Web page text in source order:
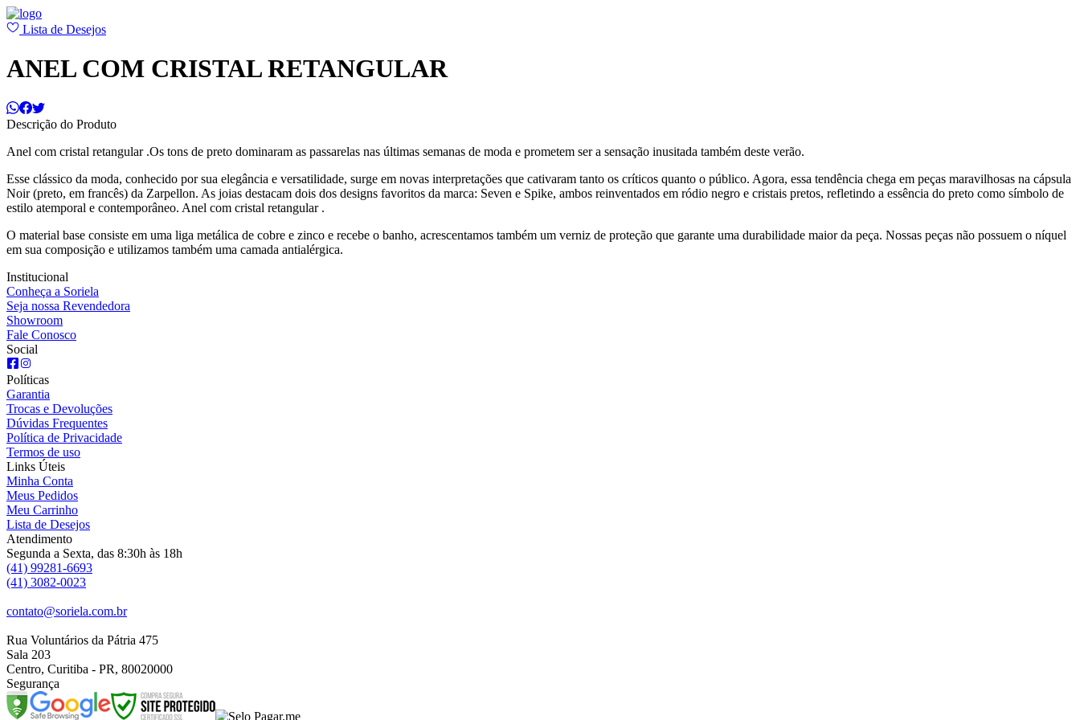
Lista de Desejos
ANEL COM CRISTAL RETANGULAR
Descrição do Produto
Anel com cristal retangular .Os tons de preto dominaram as passarelas nas últimas semanas de moda e prometem ser a sensação inusitada também deste verão.
Esse clássico da moda, conhecido por sua elegância e versatilidade, surge em novas interpretações que cativaram tanto os críticos quanto o público. Agora, essa tendência chega em peças maravilhosas na cápsula
Noir (preto, em francês) da Zarpellon. As joias destacam dois dos designs favoritos da marca: Seven e Spike, ambos reinventados em ródio negro e cristais pretos, refletindo a essência do preto como símbolo de
estilo atemporal e contemporâneo. Anel com cristal retangular .
O material base consiste em uma liga metálica de cobre e zinco e recebe o banho, acrescentamos também um verniz de proteção que garante uma durabilidade maior da peça. Nossas peças não possuem o níquel
em sua composição e utilizamos também uma camada antialérgica.
Institucional
Conheça a Soriela
Seja nossa Revendedora
Showroom
Fale Conosco
Social
Políticas
Garantia
Trocas e Devoluções
Dúvidas Frequentes
Política de Privacidade
Termos de uso
Links Úteis
Minha Conta
Meus Pedidos
Meu Carrinho
Lista de Desejos
Atendimento
Segunda a Sexta, das 8:30h às 18h
(41) 99281-6693
(41) 3082-0023
contato@soriela.com.br
Rua Voluntários da Pátria 475
Sala 203
Centro, Curitiba - PR, 80020000
Segurança